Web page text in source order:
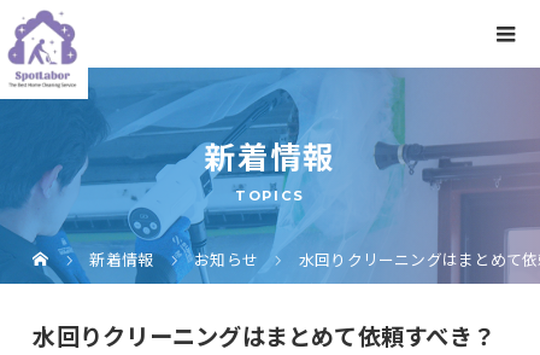
新着情報
TOPICS
新着情報 お知らせ 水回りクリーニングはまとめて
水回りクリーニングはまとめて依頼すべき？